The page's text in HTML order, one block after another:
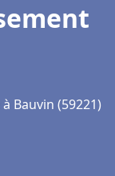
Bauvin (59221)